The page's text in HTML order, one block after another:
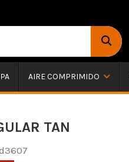
AIRE COMPRIMIDO
TAN